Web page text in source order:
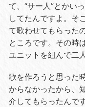
て、“サー人”とかい
してたんですよ。そ
て歌わせてもらった
ところです。その時
ユニットを組んで二
歌を作ろうと思った
からなかったから、
介してもらったんで